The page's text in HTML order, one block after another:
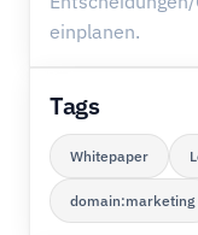
einplanen.
Tags
Whitepaper
domain:marketing